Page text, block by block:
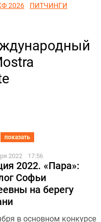
2026
ПИТЧИНГИ
показать
2022 17:56
2022. «Пара»:
Софьи
на берегу
в основном конкурсе